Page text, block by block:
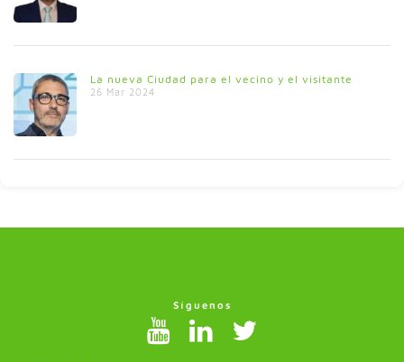
La nueva Ciudad para el vecino y el visitante
26 Mar 2024
Síguenos